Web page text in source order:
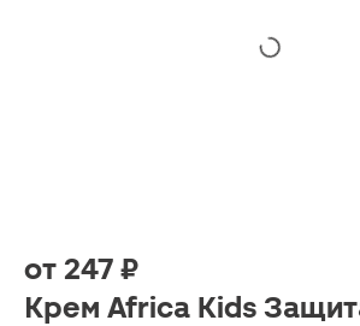
от 247 ₽
Крем Africa Kids